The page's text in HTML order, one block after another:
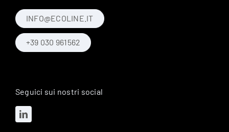
INFO@ECOLINE.IT
+39 030 961562
Seguici sui nostri social